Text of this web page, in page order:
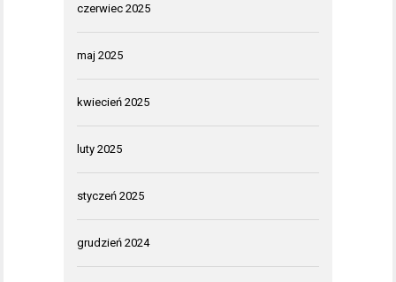
czerwiec 2025
maj 2025
kwiecień 2025
luty 2025
styczeń 2025
grudzień 2024